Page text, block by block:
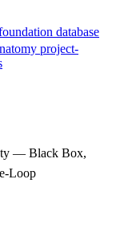
database
project-
— Black Box,
Loop